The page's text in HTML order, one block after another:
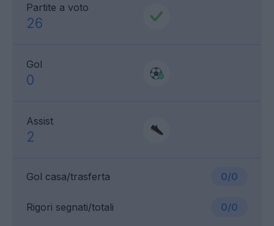
Partite a voto
26
Gol
0
Assist
2
Gol casa/trasferta 0/0
Rigori segnati/totali 0/0